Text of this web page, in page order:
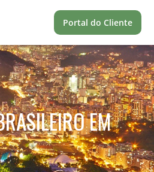
Portal do Cliente
EM